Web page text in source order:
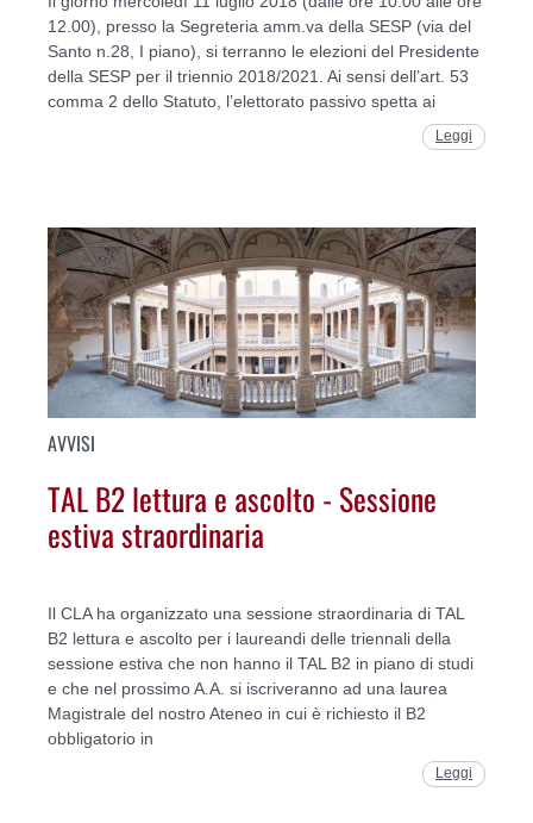
12.00), presso la Segreteria amm.va della SESP (via del
Santo n.28, I piano), si terranno le elezioni del Presidente
della SESP per il triennio 2018/2021. Ai sensi dell’art. 53
comma 2 dello Statuto, l’elettorato passivo spetta ai
Leggi
AVVISI
TAL B2 lettura e ascolto - Sessione
estiva straordinaria
Il CLA ha organizzato una sessione straordinaria di TAL
B2 lettura e ascolto per i laureandi delle triennali della
sessione estiva che non hanno il TAL B2 in piano di studi
e che nel prossimo A.A. si iscriveranno ad una laurea
Magistrale del nostro Ateneo in cui è richiesto il B2
obbligatorio in
Leggi